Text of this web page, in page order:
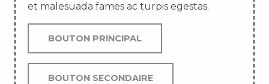
et malesuada fames ac turpis egestas.
BOUTON PRINCIPAL
BOUTON SECONDAIRE